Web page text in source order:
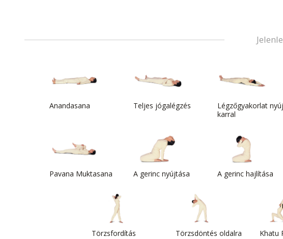
Anandasana Teljes jógalégzés
Légzőgyakorlat
karral
Pavana Muktasana A gerinc nyújtása A gerinc hajlítása
Törzsfordítás Törzsdöntés oldalra Khatu